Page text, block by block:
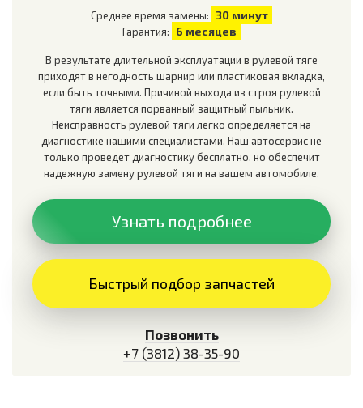
Среднее время замены: 30 минут
Гарантия: 6 месяцев
В результате длительной эксплуатации в рулевой тяге
приходят в негодность шарнир или пластиковая вкладка,
если быть точными. Причиной выхода из строя рулевой
тяги является порванный защитный пыльник.
Неисправность рулевой тяги легко определяется на
диагностике нашими специалистами. Наш автосервис не
только проведет диагностику бесплатно, но обеспечит
надежную замену рулевой тяги на вашем автомобиле.
Узнать подробнее
Быстрый подбор запчастей
Позвонить
+7 (3812) 38-35-90